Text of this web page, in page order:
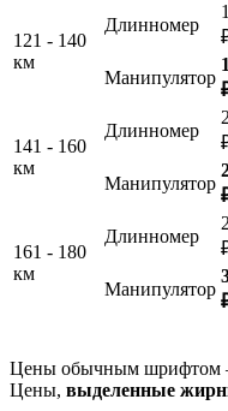
121 - 140
км
Длинномер
Манипулятор
141 - 160
км
Длинномер
Манипулятор
161 - 180
км
Длинномер
Манипулятор
Цены обычным шрифтом
Цены, выделенные